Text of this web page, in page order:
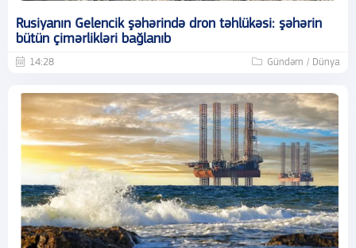
Rusiyanın Gelencik şəhərində dron təhlükəsi: şəhərin
bütün çimərlikləri bağlanıb
14:28 Gündəm / Dünya